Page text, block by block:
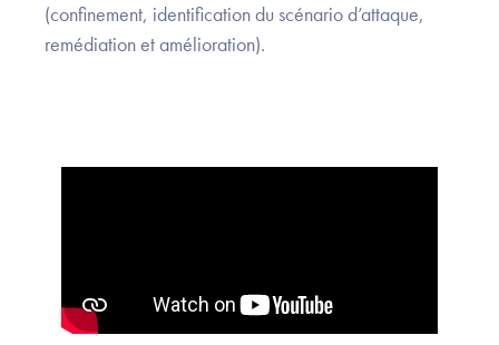
(confinement, identification du scénario d’attaque,
remédiation et amélioration).